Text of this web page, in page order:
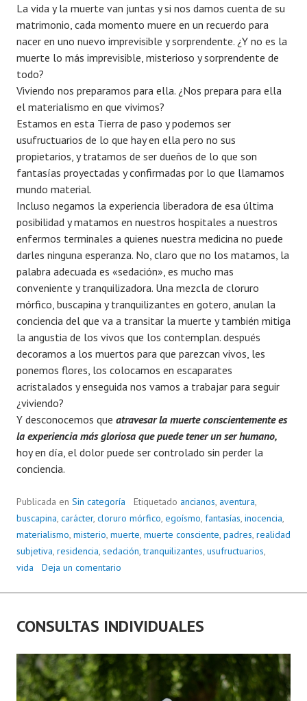
La vida y la muerte van juntas y si nos damos cuenta de su
matrimonio, cada momento muere en un recuerdo para
nacer en uno nuevo imprevisible y sorprendente. ¿Y no es la
muerte lo más imprevisible, misterioso y sorprendente de
todo?
Viviendo nos preparamos para ella. ¿Nos prepara para ella
el materialismo en que vivimos?
Estamos en esta Tierra de paso y podemos ser
usufructuarios de lo que hay en ella pero no sus
propietarios, y tratamos de ser dueños de lo que son
fantasías proyectadas y confirmadas por lo que llamamos
mundo material.
Incluso negamos la experiencia liberadora de esa última
posibilidad y matamos en nuestros hospitales a nuestros
enfermos terminales a quienes nuestra medicina no puede
darles ninguna esperanza. No, claro que no los matamos, la
palabra adecuada es «sedación», es mucho mas
conveniente y tranquilizadora. Una mezcla de cloruro
mórfico, buscapina y tranquilizantes en gotero, anulan la
conciencia del que va a transitar la muerte y también mitiga
la angustia de los vivos que los contemplan. después
decoramos a los muertos para que parezcan vivos, les
ponemos flores, los colocamos en escaparates
acristalados y enseguida nos vamos a trabajar para seguir
¿viviendo?
Y desconocemos que atravesar la muerte conscientemente es
la experiencia más gloriosa que puede tener un ser humano,
hoy en día, el dolor puede ser controlado sin perder la
conciencia.
Publicada en Sin categoría Etiquetado ancianos, aventura,
buscapina, carácter, cloruro mórfico, egoísmo, fantasías, inocencia,
materialismo, misterio, muerte, muerte consciente, padres, realidad
subjetiva, residencia, sedación,tranquilizantes, usufructuarios,
vida
Deja un comentario
CONSULTAS INDIVIDUALES